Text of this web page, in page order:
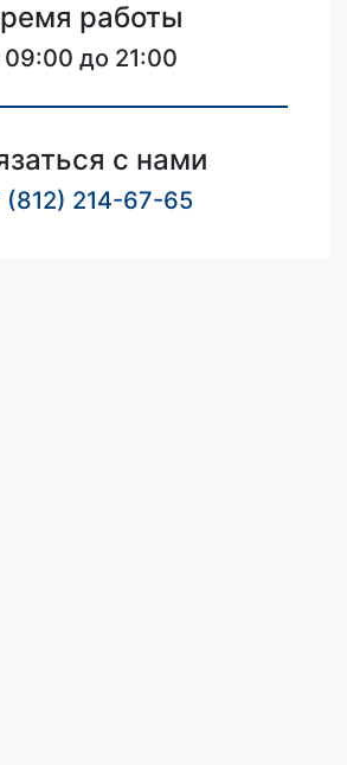
работы
09:00 до 21:00
с нами
(812) 214-67-65